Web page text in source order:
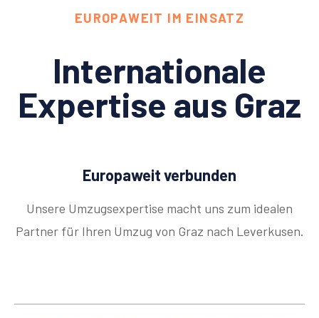
EUROPAWEIT IM EINSATZ
Internationale
Expertise aus Graz
Europaweit verbunden
Unsere Umzugsexpertise macht uns zum idealen
Partner für Ihren Umzug von Graz nach Leverkusen.